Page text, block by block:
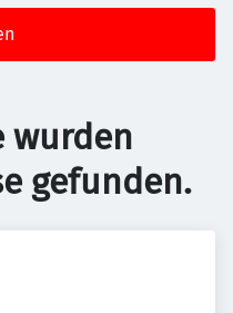
wurden
gefunden.